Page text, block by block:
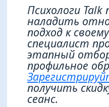
Психологи Talk
наладить
подход к
специалист
этапный
профильное
получить
сеанс.